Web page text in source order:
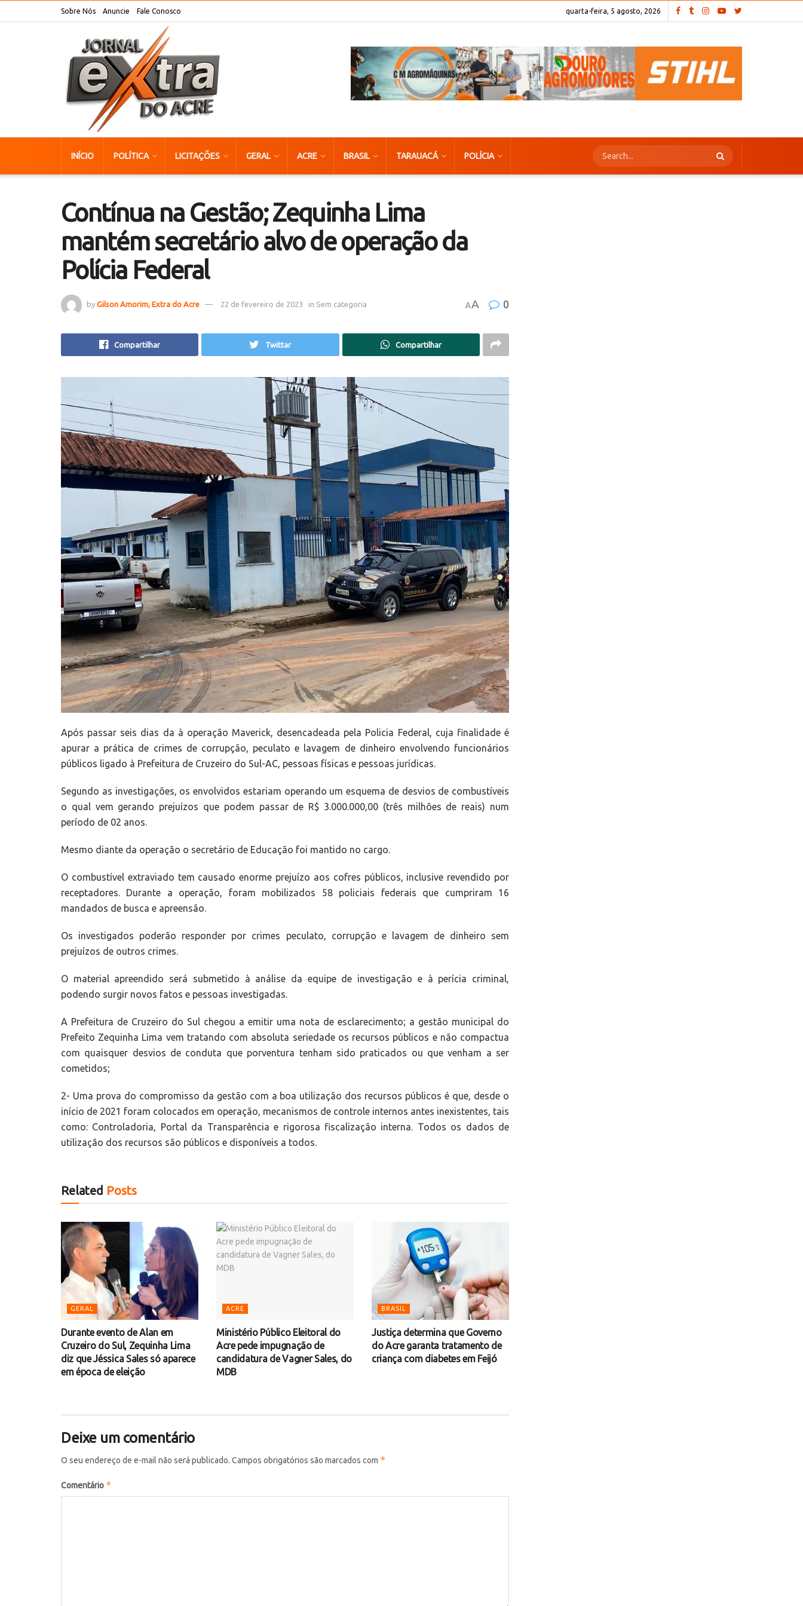
Sobre Nós Anuncie Fale Conosco quarta-feira, 5 agosto, 2026
INÍCIO POLÍTICA LICITAÇÕES GERAL ACRE BRASIL TARAUACÁ POLÍCIA
Contínua na Gestão; Zequinha Lima
mantém secretário alvo de operação da
Polícia Federal
by Gilson Amorim, Extra do Acre 22 de fevereiro de 2023 in Sem categoria AA 0
Compartilhar Twittar Compartilhar
Após passar seis dias da à operação Maverick, desencadeada pela Policia Federal, cuja finalidade é
apurar a prática de crimes de corrupção, peculato e lavagem de dinheiro envolvendo funcionários
públicos ligado à Prefeitura de Cruzeiro do Sul-AC, pessoas físicas e pessoas jurídicas.
Segundo as investigações, os envolvidos estariam operando um esquema de desvios de combustíveis
o qual vem gerando prejuízos que podem passar de R$ 3.000.000,00 (três milhões de reais) num
período de 02 anos.
Mesmo diante da operação o secretário de Educação foi mantido no cargo.
O combustível extraviado tem causado enorme prejuízo aos cofres públicos, inclusive revendido por
receptadores. Durante a operação, foram mobilizados 58 policiais federais que cumpriram 16
mandados de busca e apreensão.
Os investigados poderão responder por crimes peculato, corrupção e lavagem de dinheiro sem
prejuízos de outros crimes.
O material apreendido será submetido à análise da equipe de investigação e à perícia criminal,
podendo surgir novos fatos e pessoas investigadas.
A Prefeitura de Cruzeiro do Sul chegou a emitir uma nota de esclarecimento; a gestão municipal do
Prefeito Zequinha Lima vem tratando com absoluta seriedade os recursos públicos e não compactua
com quaisquer desvios de conduta que porventura tenham sido praticados ou que venham a ser
cometidos;
2- Uma prova do compromisso da gestão com a boa utilização dos recursos públicos é que, desde o
início de 2021 foram colocados em operação, mecanismos de controle internos antes inexistentes, tais
como: Controladoria, Portal da Transparência e rigorosa fiscalização interna. Todos os dados de
utilização dos recursos são públicos e disponíveis a todos.
Related Posts
GERAL
Durante evento de Alan em
Cruzeiro do Sul, Zequinha Lima
diz que Jéssica Sales só aparece
em época de eleição
ACRE
Ministério Público Eleitoral do
Acre pede impugnação de
candidatura de Vagner Sales, do
MDB
BRASIL
Justiça determina que Governo
do Acre garanta tratamento de
criança com diabetes em Feijó
Deixe um comentário
O seu endereço de e-mail não será publicado. Campos obrigatórios são marcados com *
Comentário *